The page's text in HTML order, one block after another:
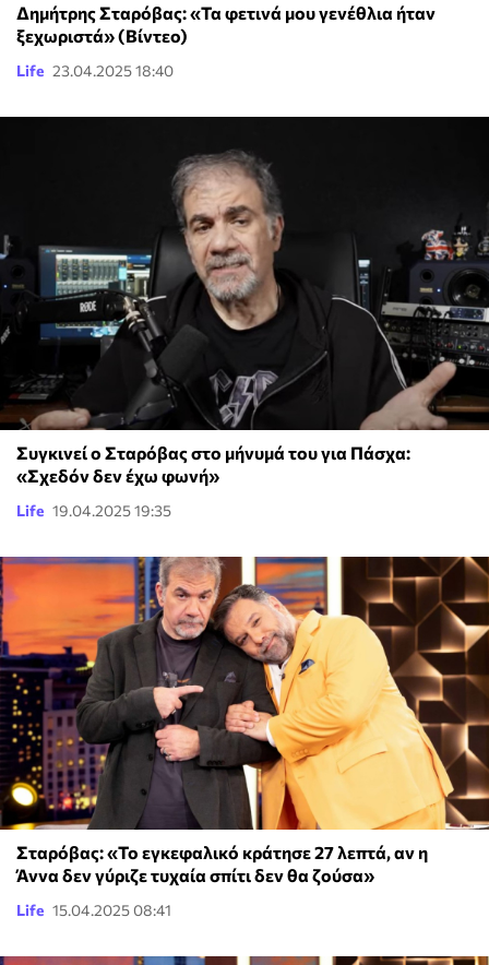
Δημήτρης Σταρόβας: «Τα φετινά μου γενέθλια ήταν
ξεχωριστά» (Βίντεο)
Life 23.04.2025 18:40
Συγκινεί ο Σταρόβας στο μήνυμά του για Πάσχα:
«Σχεδόν δεν έχω φωνή»
Life 19.04.2025 19:35
Σταρόβας: «Το εγκεφαλικό κράτησε 27 λεπτά, αν η
Άννα δεν γύριζε τυχαία σπίτι δεν θα ζούσα»
Life 15.04.2025 08:41